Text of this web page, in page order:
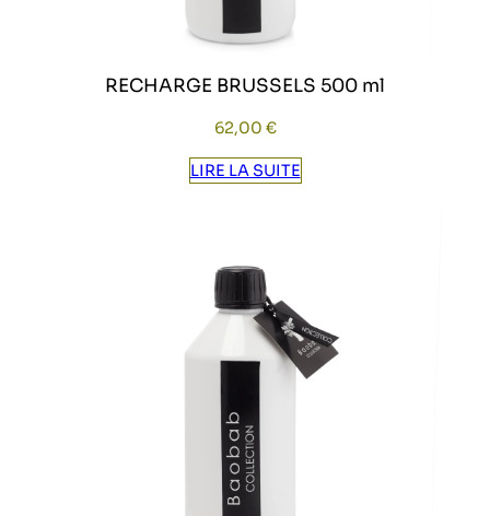
RECHARGE BRUSSELS 500 ml
62,00 €
LIRE LA SUITE